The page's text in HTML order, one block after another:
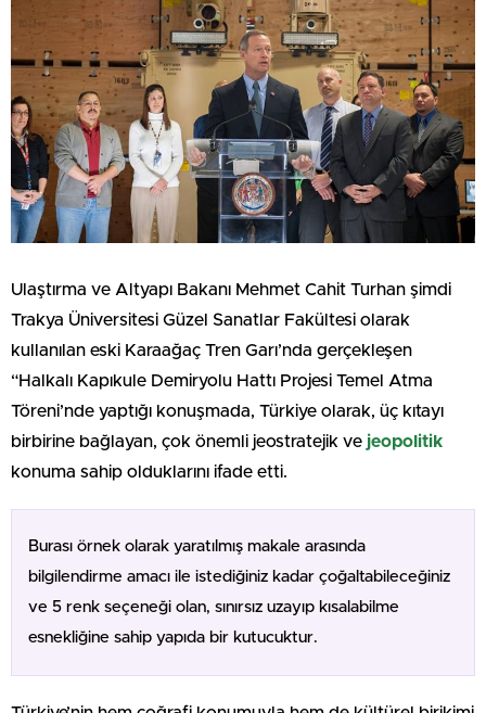
Ulaştırma ve Altyapı Bakanı Mehmet Cahit Turhan şimdi
Trakya Üniversitesi Güzel Sanatlar Fakültesi olarak
kullanılan eski Karaağaç Tren Garı’nda gerçekleşen
“Halkalı Kapıkule Demiryolu Hattı Projesi Temel Atma
Töreni’nde yaptığı konuşmada, Türkiye olarak, üç kıtayı
birbirine bağlayan, çok önemli jeostratejik ve jeopolitik
konuma sahip olduklarını ifade etti.
Burası örnek olarak yaratılmış makale arasında
bilgilendirme amacı ile istediğiniz kadar çoğaltabileceğiniz
ve 5 renk seçeneği olan, sınırsız uzayıp kısalabilme
esnekliğine sahip yapıda bir kutucuktur.